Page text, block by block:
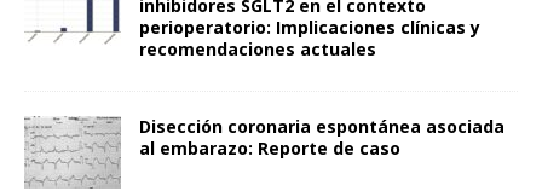
inhibidores SGLT2 en el contexto
perioperatorio: Implicaciones clínicas y
recomendaciones actuales
Disección coronaria espontánea asociada
al embarazo: Reporte de caso